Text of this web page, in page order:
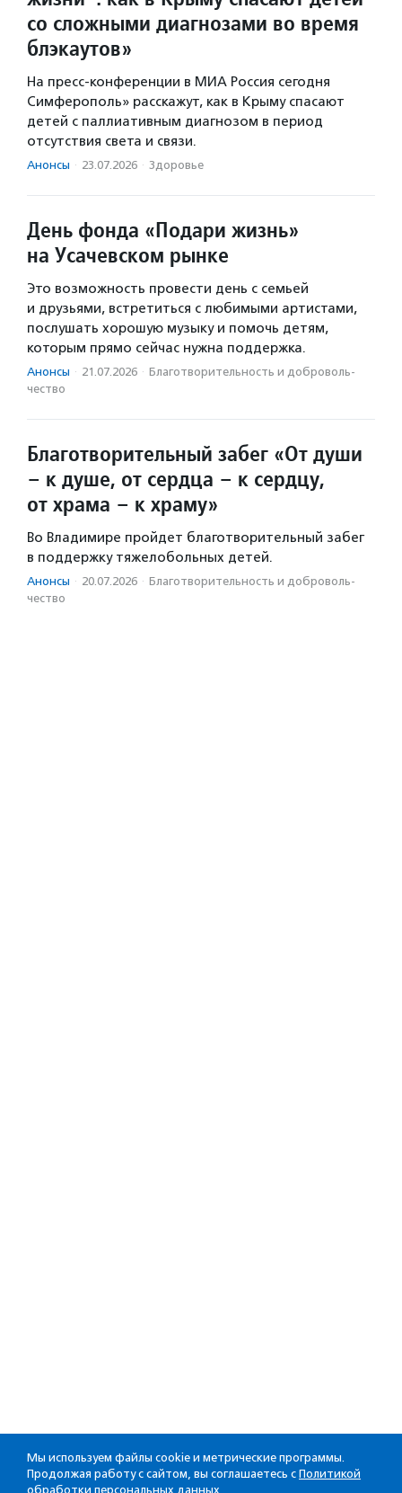
со сложными диагнозами во время
блэкаутов»
На пресс-конференции в МИА Россия сегодня
Симферополь» расскажут, как в Крыму спасают
детей с паллиативным диагнозом в период
отсутствия света и связи.
Анонсы · 23.07.2026 · Здоровье
День фонда «Подари жизнь»
на Усачевском рынке
Это возможность провести день с семьей
и друзьями, встретиться с любимыми артистами,
послушать хорошую музыку и помочь детям,
которым прямо сейчас нужна поддержка.
Анонсы · 21.07.2026 · Благотвори­тель­ность и доброволь­
чест­во
Благотворительный забег «От души
– к душе, от сердца – к сердцу,
от храма – к храму»
Во Владимире пройдет благотворительный забег
в поддержку тяжелобольных детей.
Анонсы · 20.07.2026 · Благотвори­тель­ность и доброволь­
чест­во
Мы используем файлы cookie и метрические программы.
Продолжая работу с сайтом, вы соглашаетесь с Политикой
обработки персональных данных